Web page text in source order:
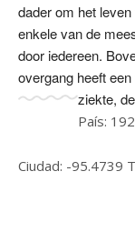
dader om het
enkele van de
door iedereen.
overgang heeft
ziekte,
País:
Ciudad: -95.4739